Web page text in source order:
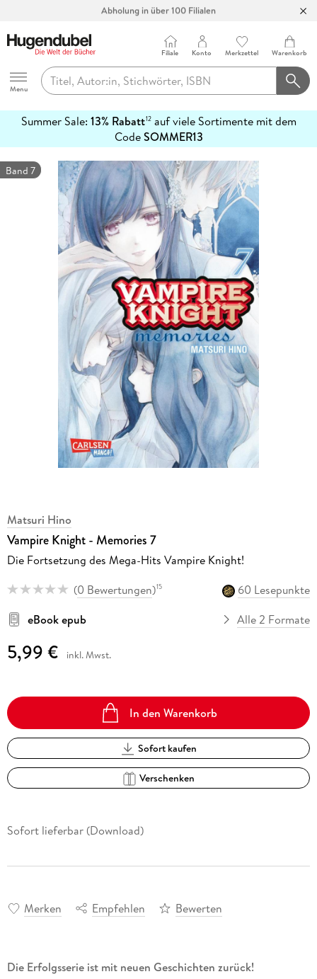
Abholung in über 100 Filialen
Hugendubel
Menu
Filiale Konto Merkzettel Warenkorb
Summer Sale: 13% Rabatt12auf viele Sortimente mit dem
CodeSOMMER13
erfahren
Band 7
Matsuri Hino
Vampire Knight - Memories 7
Die Fortsetzung des Mega-Hits Vampire Knight!
(0 Bewertungen)15
60 Lesepunkte
eBook epub
Alle 2 Formate
5,99 € inkl. Mwst.
In den Warenkorb
Sofort kaufen
Verschenken
Sofort lieferbar (Download)
Merken Empfehlen Bewerten
Die Erfolgsserie ist mit neuen Geschichten zurück!